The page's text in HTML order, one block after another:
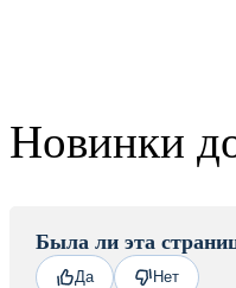
Новинки
Была ли эта
Да Нет